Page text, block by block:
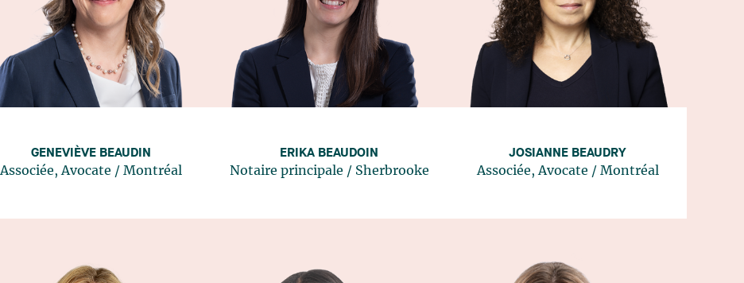
GENEVIÈVE BEAUDIN
Associée, Avocate / Montréal
ERIKA BEAUDOIN
Notaire principale / Sherbrooke
JOSIANNE BEAUDRY
Associée, Avocate / Montréal